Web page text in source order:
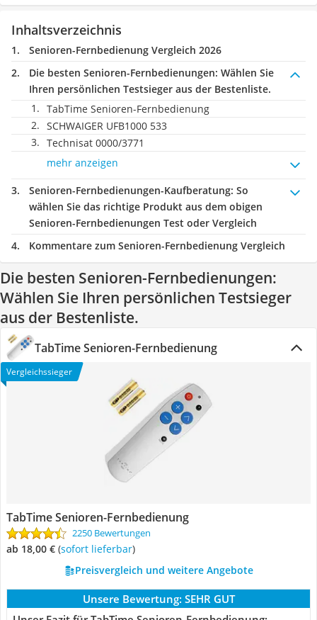
Inhaltsverzeichnis
Senioren-Fernbedienung Vergleich 2026
Die besten Senioren-Fernbedienungen: Wählen Sie
Ihren persönlichen Testsieger aus der Bestenliste.
TabTime Senioren-Fernbedienung
SCHWAIGER UFB1000 533
Technisat 0000/3771
mehr anzeigen
Senioren-Fernbedienungen-Kaufberatung: So
wählen Sie das richtige Produkt aus dem obigen
Senioren-Fernbedienungen Test oder Vergleich
Kommentare zum Senioren-Fernbedienung Vergleich
Die besten Senioren-Fernbedienungen:
Wählen Sie Ihren persönlichen Testsieger
aus der Bestenliste.
TabTime Senioren-Fernbedienung
Vergleichssieger
TabTime Senioren-Fernbedienung
2250 Bewertungen
ab 18,00 € ( Sofort lieferbar)
Preisvergleich und weitere Angebote
Unsere Bewertung: SEHR GUT